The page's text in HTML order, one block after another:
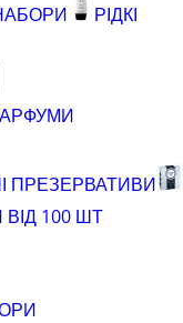
РІДКІ
ПРЕЗЕРВАТИВИ
100 ШТ